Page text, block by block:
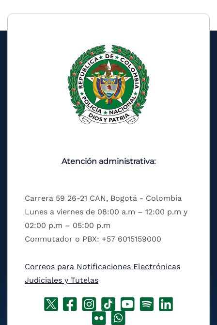
Atención administrativa:
Carrera 59 26-21 CAN, Bogotá - Colombia
Lunes a viernes de 08:00 a.m – 12:00 p.m y
02:00 p.m – 05:00 p.m
Conmutador o PBX: +57 6015159000
Correos para Notificaciones Electrónicas
Judiciales y Tutelas